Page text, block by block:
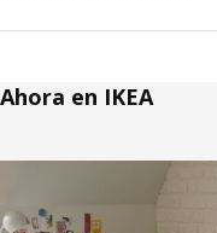
Ahora en IKEA